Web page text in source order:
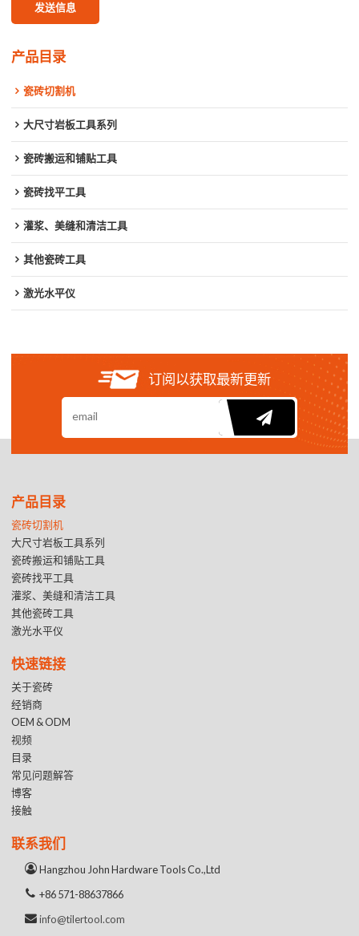
发送信息
产品目录
瓷砖切割机
大尺寸岩板工具系列
瓷砖搬运和铺贴工具
瓷砖找平工具
灌浆、美缝和清洁工具
其他瓷砖工具
激光水平仪
订阅以获取最新更新
产品目录
瓷砖切割机
大尺寸岩板工具系列
瓷砖搬运和铺贴工具
瓷砖找平工具
灌浆、美缝和清洁工具
其他瓷砖工具
激光水平仪
快速链接
关于瓷砖
经销商
OEM & ODM
视频
目录
常见问题解答
博客
接触
联系我们
Hangzhou John Hardware Tools Co.,Ltd
+86 571-88637866
info@tilertool.com